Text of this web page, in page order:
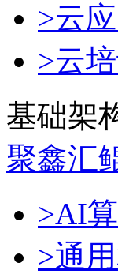
>云
>云
基础架
聚鑫汇
>AI
>通